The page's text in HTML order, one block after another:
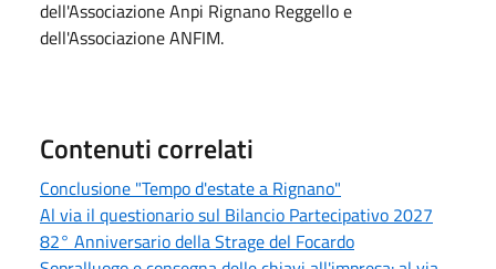
dell'Associazione Anpi Rignano Reggello e
dell'Associazione ANFIM.
Contenuti correlati
Conclusione "Tempo d'estate a Rignano"
Al via il questionario sul Bilancio Partecipativo 2027
82° Anniversario della Strage del Focardo